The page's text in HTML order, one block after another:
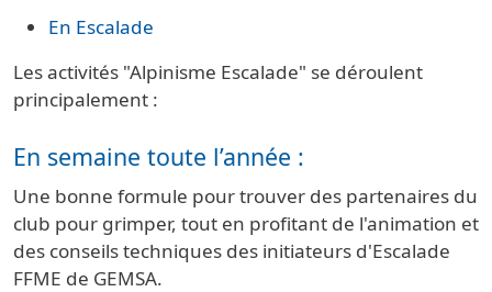
En Escalade
Les activités "Alpinisme Escalade" se déroulent
principalement :
En semaine toute l’année :
Une bonne formule pour trouver des partenaires du
club pour grimper, tout en profitant de l'animation et
des conseils techniques des initiateurs d'Escalade
FFME de GEMSA.